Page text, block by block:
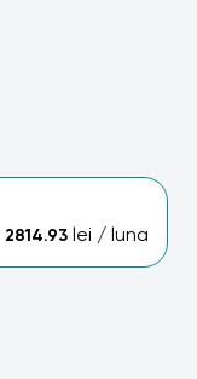
2814.93 lei / luna